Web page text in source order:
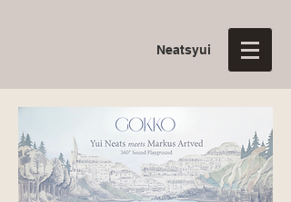
Neatsyui